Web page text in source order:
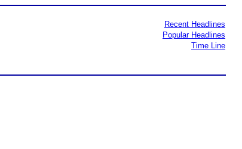
Recent Headlines
Popular Headlines
Time Line